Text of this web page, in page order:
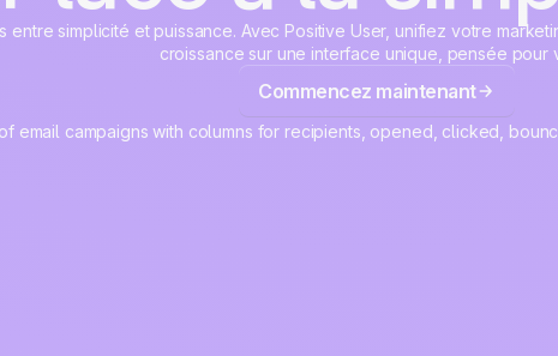
entre simplicité et puissance. Avec Positive User, unifiez votre
croissance sur une interface unique, pensée pour
Commencez maintenant